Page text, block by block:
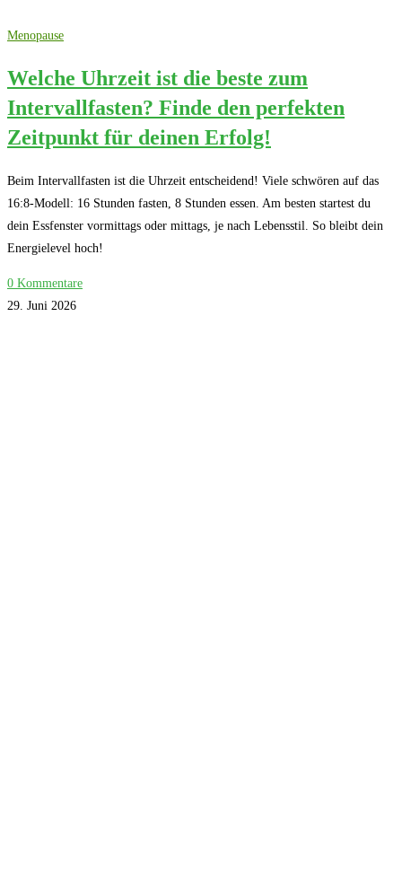
Menopause
Welche Uhrzeit ist die beste zum
Intervallfasten? Finde den perfekten
Zeitpunkt für deinen Erfolg!
Beim Intervallfasten ist die Uhrzeit entscheidend! Viele schwören auf das
16:8-Modell: 16 Stunden fasten, 8 Stunden essen. Am besten startest du
dein Essfenster vormittags oder mittags, je nach Lebensstil. So bleibt dein
Energielevel hoch!
0 Kommentare
29. Juni 2026